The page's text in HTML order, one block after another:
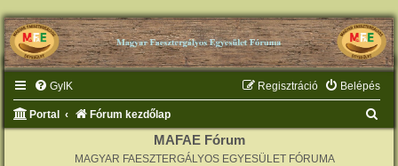
GyIK Belépés
Regisztráció
Portal Fórum kezdőlap
MAFAE Fórum
MAGYAR FAESZTERGÁLYOS EGYESÜLET FÓRUMA